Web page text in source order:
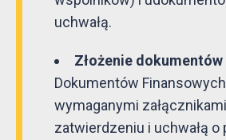
uchwałą.
Złożenie dokumentów
Dokumentów
wymaganymi
zatwierdzeniu i uchwałą o